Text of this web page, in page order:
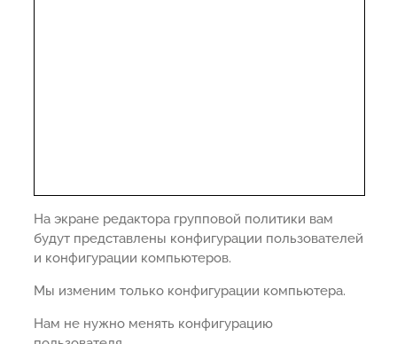
На экране редактора групповой политики вам
будут представлены конфигурации пользователей
и конфигурации компьютеров.
Мы изменим только конфигурации компьютера.
Нам не нужно менять конфигурацию